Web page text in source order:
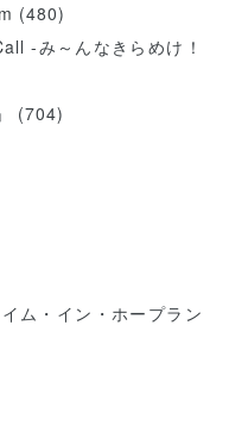
(480)
-み～んなきらめけ！
(704)
ム・イン・ホープラン